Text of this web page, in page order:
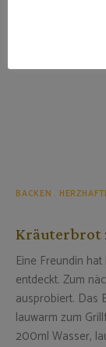
BACKEN
Kräuterbrot
Eine Freundin
entdeckt. Zum
ausprobiert. Das
lauwarm zum
200ml Wasser,